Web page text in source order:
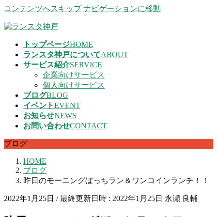
コンテンツへスキップ ナビゲーションに移動
トップページHOME
ランスタ神戸についてABOUT
サービス紹介SERVICE
企業向けサービス
個人向けサービス
ブログBLOG
イベントEVENT
お知らせNEWS
お問い合わせCONTACT
ブログ
HOME
ブログ
昨日のモーニングぼっちラン＆ワンコインランチ！！
2022年1月25日 / 最終更新日時 : 2022年1月25日 永瀬 良輔